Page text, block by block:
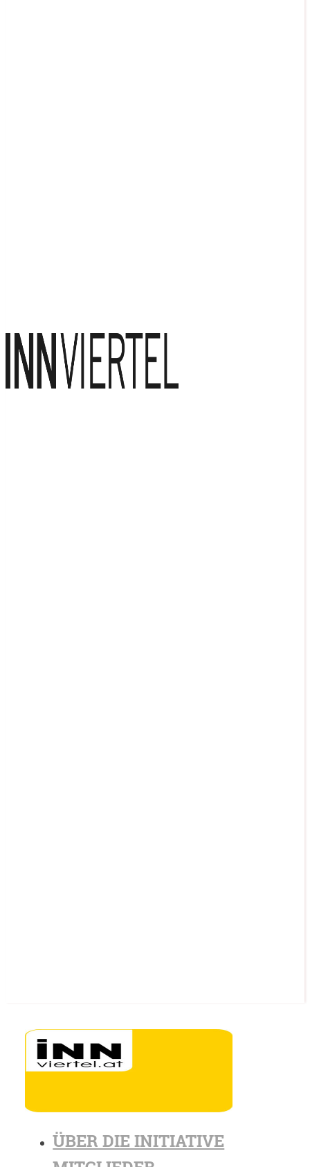
ÜBER DIE INITIATIVE